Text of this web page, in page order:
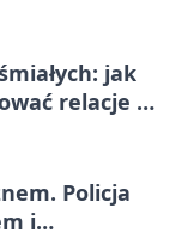
jak
relacje z
Policja
i